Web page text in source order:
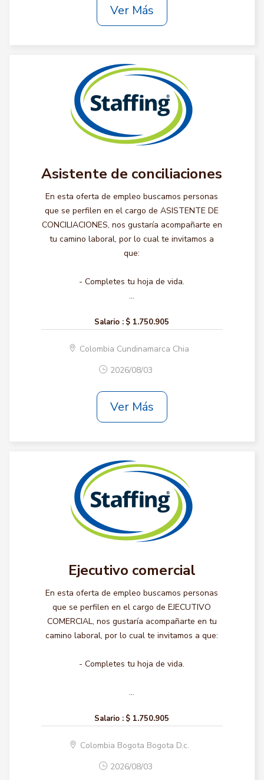
Ver Más
Asistente de conciliaciones
En esta oferta de empleo buscamos personas
que se perfilen en el cargo de ASISTENTE DE
CONCILIACIONES, nos gustaría acompañarte en
tu camino laboral, por lo cual te invitamos a
que:
- Completes tu hoja de vida.
...
Salario : $ 1.750.905
Colombia Cundinamarca Chia
2026/08/03
Ver Más
Ejecutivo comercial
En esta oferta de empleo buscamos personas
que se perfilen en el cargo de EJECUTIVO
COMERCIAL, nos gustaría acompañarte en tu
camino laboral, por lo cual te invitamos a que:
- Completes tu hoja de vida.
...
Salario : $ 1.750.905
Colombia Bogota Bogota D.c.
2026/08/03